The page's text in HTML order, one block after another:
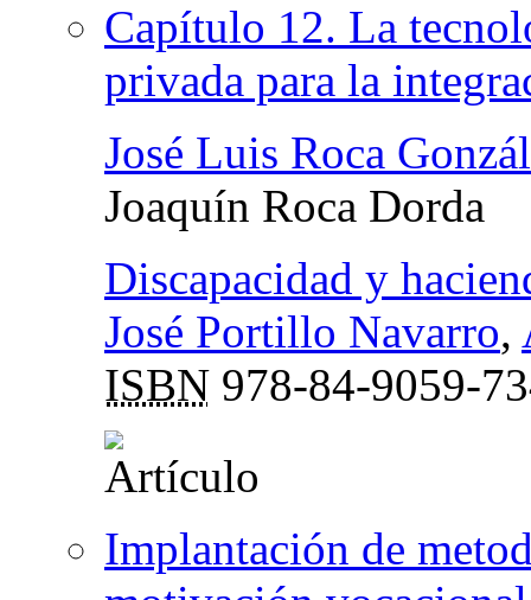
Capítulo 12. La
privada para la
José Luis Roca
Joaquín Roca Dorda
Discapacidad y
José Portillo Navarro,
ISBN 978-84-9059-
Implantación de